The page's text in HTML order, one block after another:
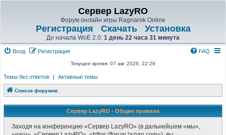
Сервер LazyRO
Форум онлайн игры Ragnarok Online
Регистрация Скачать Установка
До начала WoE 2.0: 1 день 22 часа 31 минута
Вход Регистрация FAQ
Текущее время: 07 авг 2026, 22:28
Темы без ответов | Активные темы
Список форумов
Сервер LazyRO - Общие правила
Заходя на конференцию «Сервер LazyRO» (в дальнейшем «мы»,